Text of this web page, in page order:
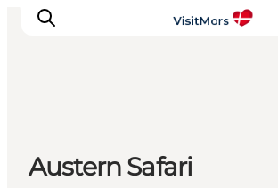
Aktivitäten
Erlebnisse
Austern Safari